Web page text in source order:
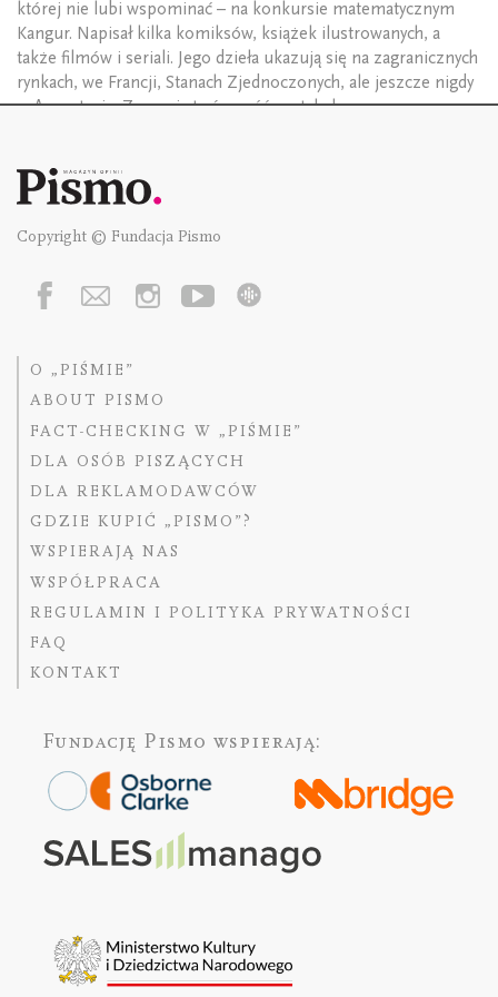
której nie lubi wspominać – na konkursie matematycznym
Kangur. Napisał kilka komiksów, książek ilustrowanych, a
także filmów i seriali. Jego dzieła ukazują się na zagranicznych
rynkach, we Francji, Stanach Zjednoczonych, ale jeszcze nigdy
w Argentynie. Za swoją twórczość został uhonorowany
Copyright © Fundacja Pismo
O „PIŚMIE”
ABOUT PISMO
FACT-CHECKING W „PIŚMIE”
DLA OSÓB PISZĄCYCH
DLA REKLAMODAWCÓW
GDZIE KUPIĆ „PISMO”?
WSPIERAJĄ NAS
WSPÓŁPRACA
REGULAMIN I POLITYKA PRYWATNOŚCI
FAQ
KONTAKT
Fundację Pismo wspierają: